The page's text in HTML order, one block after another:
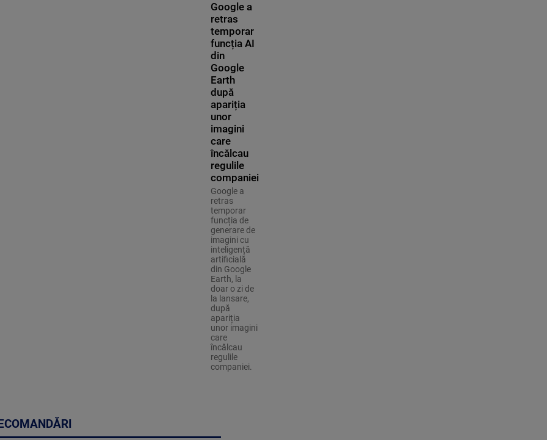
Google a
retras
temporar
funcția AI
din
Google
Earth
după
apariția
unor
imagini
care
încălcau
regulile
companiei
Google a
retras
temporar
funcția de
generare de
imagini cu
inteligență
artificială
din Google
Earth, la
doar o zi de
la lansare,
după
apariția
unor imagini
care
încălcau
regulile
companiei.